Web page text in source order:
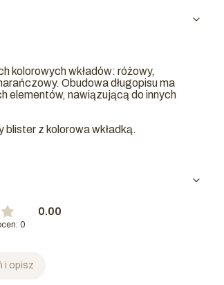
kolorowych wkładów: różowy,
Obudowa długopisu ma
elementów, nawiązującą do innych
z kolorowa wkładką.
0.00
0
i opisz